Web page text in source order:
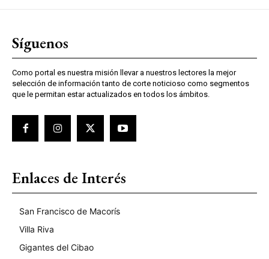
Síguenos
Como portal es nuestra misión llevar a nuestros lectores la mejor
selección de información tanto de corte noticioso como segmentos
que le permitan estar actualizados en todos los ámbitos.
Enlaces de Interés
San Francisco de Macorís
Villa Riva
Gigantes del Cibao